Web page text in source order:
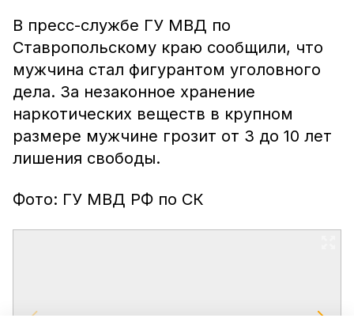
В пресс-службе ГУ МВД по
Ставропольскому краю сообщили, что
мужчина стал фигурантом уголовного
дела. За незаконное хранение
наркотических веществ в крупном
размере мужчине грозит от 3 до 10 лет
лишения свободы.
Фото: ГУ МВД РФ по СК